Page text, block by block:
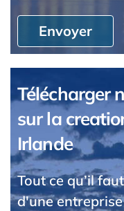
Envoyer
Télécharger
sur la
Irlande
Tout ce qu’il
d'une